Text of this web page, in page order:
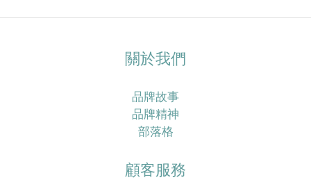
關於我們
品牌故事
品牌精神
部落格
顧客服務